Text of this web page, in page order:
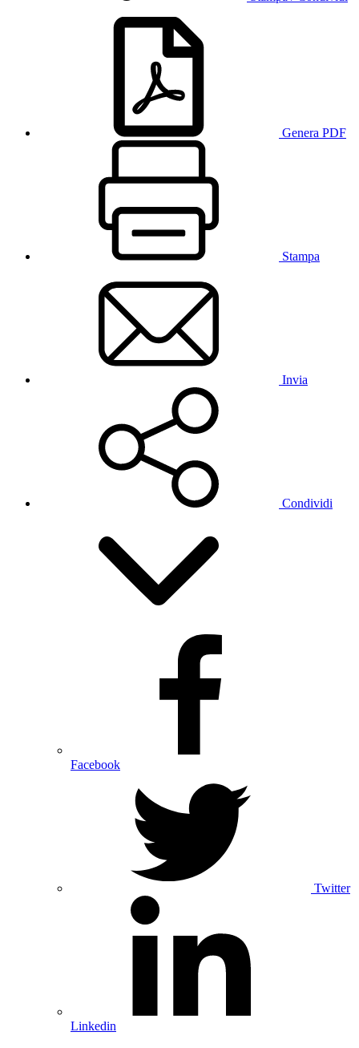
Genera PDF
Stampa
Invia
Condividi
Facebook
Twitter
Linkedin